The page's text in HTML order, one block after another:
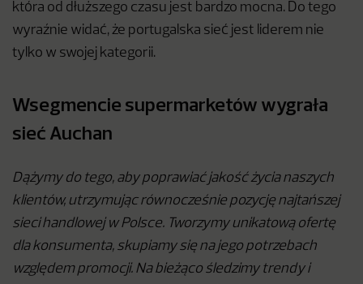
która od dłuższego czasu jest bardzo mocna. Do tego
wyraźnie widać, że portugalska sieć jest liderem nie
tylko w swojej kategorii.
Wsegmencie supermarketów wygrała
sieć Auchan
Dążymy do tego, aby poprawiać jakość życia naszych
klientów, utrzymując równocześnie pozycję najtańszej
sieci handlowej w Polsce. Tworzymy unikatową ofertę
dla konsumenta, skupiamy się na jego potrzebach
względem promocji. Na bieżąco śledzimy trendy i